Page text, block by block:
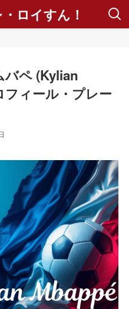
ロイすん！
バペ (Kylian
ィール・プレー